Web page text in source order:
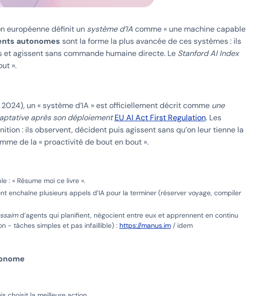
européenne définit un système d’IA comme « une machine capable
autonomes sont la forme la plus avancée de ces systèmes : ils
agissent sans commande humaine directe. Le Stanford AI Index
».
un « système d’IA » est officiellement décrit comme une
après son déploiement EU AI Act First Regulation. Les
: ils observent, décident puis agissent sans qu’on leur tienne la
de la « proactivité de bout en bout ».
: « Résume moi ce livre ».
enchaîne plusieurs appels d’IA pour la terminer (réserver voyage, compiler
d’agents qui planifient, négocient entre eux et apprennent en continu
- tâches simples et pas infaillible) : https://manus.im/ idem